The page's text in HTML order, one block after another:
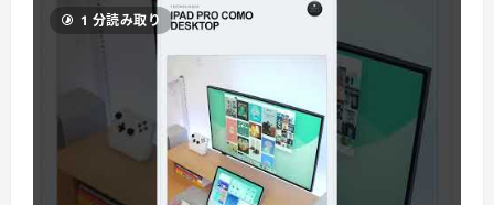
1 分読み取り